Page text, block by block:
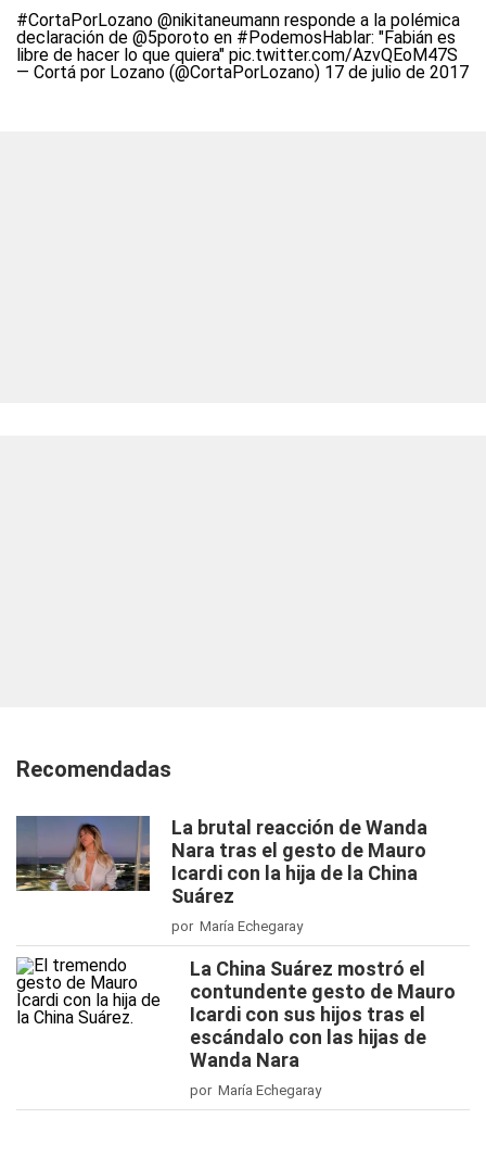
#CortaPorLozano @nikitaneumann responde a la polémica
declaración de @5poroto en #PodemosHablar: "Fabián es
libre de hacer lo que quiera" pic.twitter.com/AzvQEoM47S
— Cortá por Lozano (@CortaPorLozano) 17 de julio de 2017
Recomendadas
La brutal reacción de Wanda
Nara tras el gesto de Mauro
Icardi con la hija de la China
Suárez
por María Echegaray
La China Suárez mostró el
contundente gesto de Mauro
Icardi con sus hijos tras el
escándalo con las hijas de
Wanda Nara
por María Echegaray